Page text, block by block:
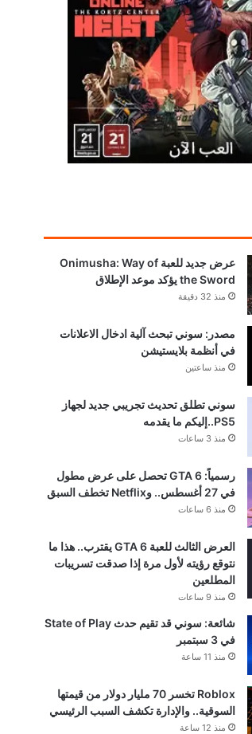
عرض جديد للعبة Onimusha: Way of
the Sword يؤكد موعد الإطلاق
منذ 32 دقيقة
مصدر: سوني تبحث آلية ادخال الاعلانات
في أنظمة بلايستيشن
منذ ساعتين
سوني تطلق تحديث تجريبي جديد لجهاز
PS5..إليكم ما يقدمه
منذ 3 ساعات
رسمياً: GTA 6 تحصل على عرض مطول
في 27 أغسطس.. وNetflix تخطف السبق
منذ 6 ساعات
العرض الثالث للعبة GTA 6 يقترب.. هذا ما
نتوقع رؤيته لأول مرة إذا صدقت تسريبات
المطلعين
منذ 9 ساعات
شائعة: سوني قد تقيم حدث State of Play
في 3 سبتمبر
منذ 11 ساعة
Roblox تخسر 70 مليار دولار من قيمتها
السوقية.. والإدارة تكشف السبب الرئيسي
منذ 12 ساعة